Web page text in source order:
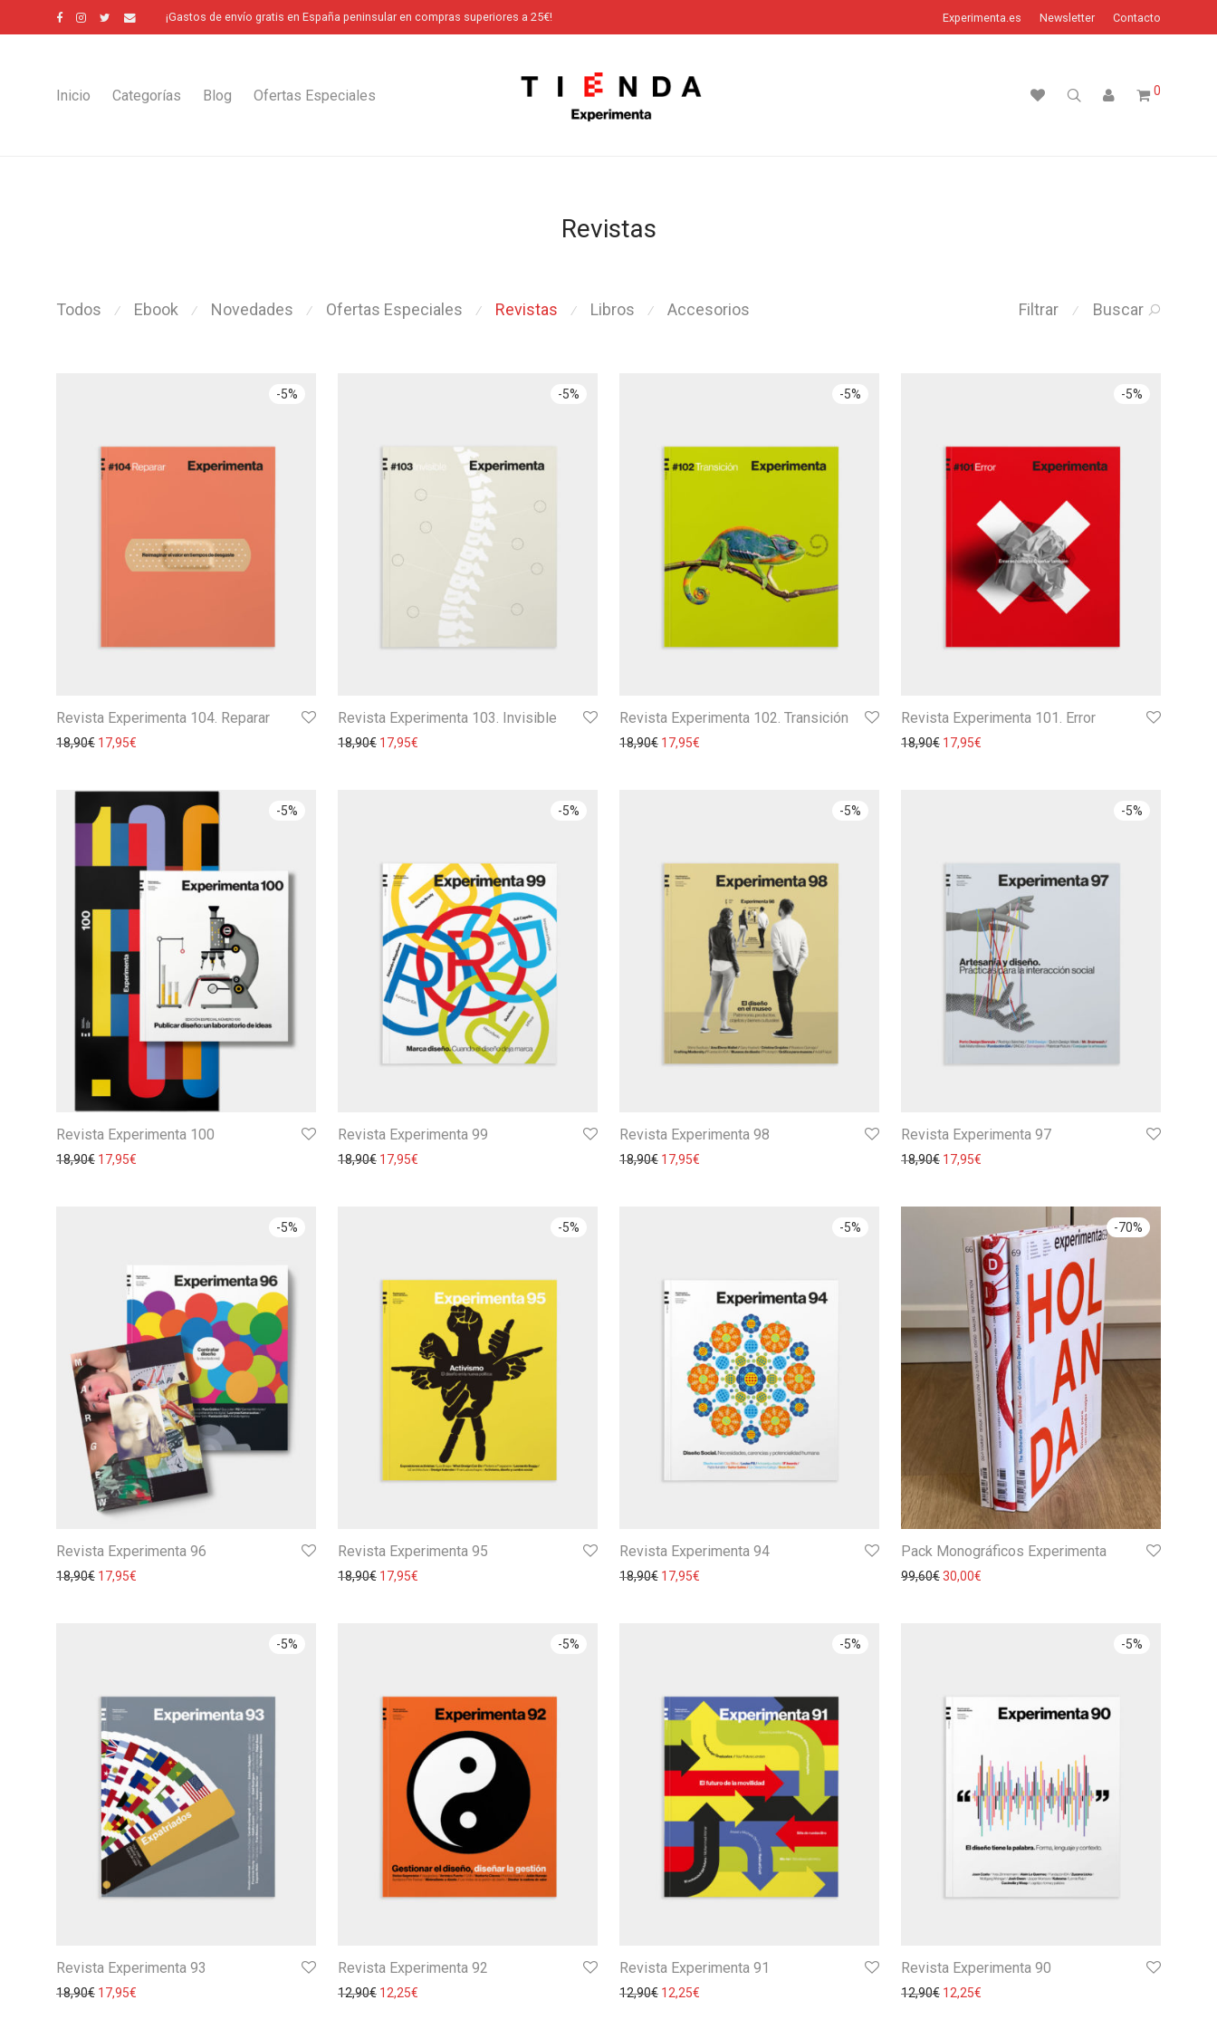
¡Gastos de envío gratis en España peninsular en compras superiores a 25€! Experimenta.es Newsletter Contacto
Inicio Categorías Blog Ofertas Especiales 0
Revistas
Filtrar ⁄ Buscar
Todos ⁄ Ebook ⁄ Novedades ⁄ Ofertas Especiales ⁄ Revistas ⁄ Libros ⁄ Accesorios
-5%
Revista Experimenta 104. Reparar
18,90€ 17,95€
-5%
Revista Experimenta 103. Invisible
18,90€ 17,95€
-5%
Revista Experimenta 102. Transición
18,90€ 17,95€
-5%
Revista Experimenta 101. Error
18,90€ 17,95€
-5%
Revista Experimenta 100
18,90€ 17,95€
-5%
Revista Experimenta 99
18,90€ 17,95€
-5%
Revista Experimenta 98
18,90€ 17,95€
-5%
Revista Experimenta 97
18,90€ 17,95€
-5%
Revista Experimenta 96
18,90€ 17,95€
-5%
Revista Experimenta 95
18,90€ 17,95€
-5%
Revista Experimenta 94
18,90€ 17,95€
-70%
Pack Monográficos Experimenta
99,60€30,00€
-5%
Revista Experimenta 93
18,90€ 17,95€
-5%
Revista Experimenta 92
12,90€ 12,25€
-5%
Revista Experimenta 91
12,90€ 12,25€
-5%
Revista Experimenta 90
12,90€ 12,25€